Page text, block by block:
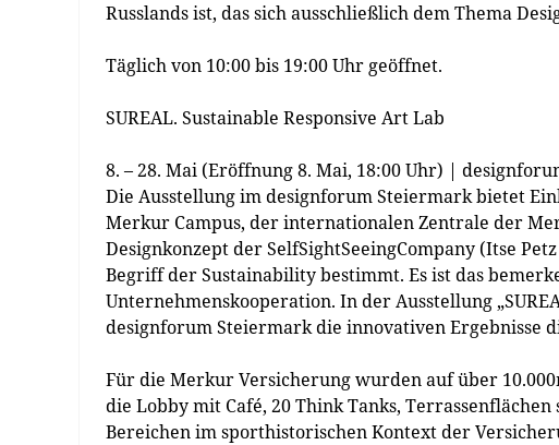
Russlands ist, das sich ausschließlich dem Thema
Täglich von 10:00 bis 19:00 Uhr geöffnet.
SUREAL. Sustainable Responsive Art Lab
– 28. Mai (Eröffnung 8. Mai, 18:00 Uhr) |
Die Ausstellung im designforum Steiermark bietet
Merkur Campus, der internationalen Zentrale der
Designkonzept der SelfSightSeeingCompany (Itse
Begriff der Sustainability bestimmt. Es ist das
Unternehmenskooperation. In der Ausstellung
designforum Steiermark die innovativen Ergebnisse
Für die Merkur Versicherung wurden auf über
die Lobby mit Café, 20 Think Tanks,
Bereichen im sporthistorischen Kontext der